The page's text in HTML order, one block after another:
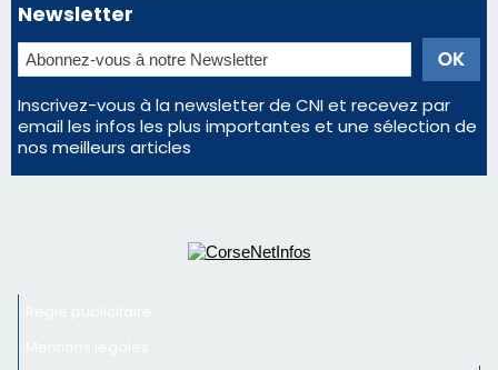
Régie publicitaire
Mentions légales
Nous contacter